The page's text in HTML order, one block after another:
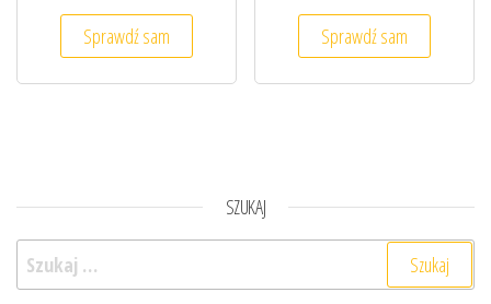
Sprawdź sam Sprawdź sam
SZUKAJ
Szukaj: